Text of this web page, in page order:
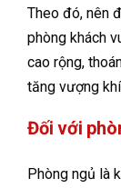
Theo đó, nên
phòng khách
cao rộng,
tăng vượng
Đối với
Phòng ngủ là